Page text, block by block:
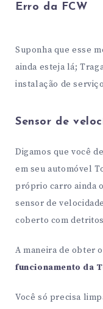
Erro da FCW
Suponha que esse
ainda esteja lá;
instalação de
Sensor de
Digamos que você
em seu automóvel
próprio carro ainda
sensor de
coberto com
A maneira de obter o
funcionamento da
Você só precisa